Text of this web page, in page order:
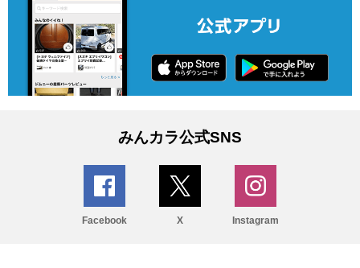
みんカラ公式SNS
Facebook X Instagram